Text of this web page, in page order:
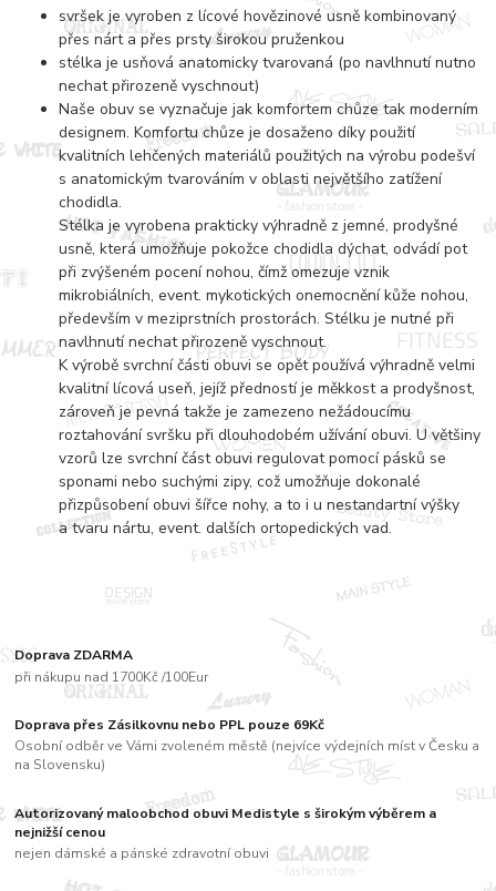
Doprava ZDARMA
při nákupu nad 1700Kč /100Eur
Doprava přes Zásilkovnu nebo PPL pouze 69Kč
Osobní odběr ve Vámi zvoleném městě (nejvíce výdejních míst v Česku a
na Slovensku)
Autorizovaný maloobchod obuvi Medistyle s širokým výběrem a
nejnižší cenou
nejen dámské a pánské zdravotní obuvi
svršek je vyroben z lícové hovězinové usně kombinovaný
přes nárt a přes prsty širokou pruženkou
stélka je usňová anatomicky tvarovaná (po navlhnutí nutno
nechat přirozeně vyschnout)
Naše obuv se vyznačuje jak komfortem chůze tak moderním
designem. Komfortu chůze je dosaženo díky použití
kvalitních lehčených materiálů použitých na výrobu podešví
s anatomickým tvarováním v oblasti největšího zatížení
chodidla.
Stélka je vyrobena prakticky výhradně z jemné, prodyšné
usně, která umožňuje pokožce chodidla dýchat, odvádí pot
při zvýšeném pocení nohou, čímž omezuje vznik
mikrobiálních, event. mykotických onemocnění kůže nohou,
především v meziprstních prostorách. Stélku je nutné při
navlhnutí nechat přirozeně vyschnout.
K výrobě svrchní části obuvi se opět používá výhradně velmi
kvalitní lícová useň, jejíž předností je měkkost a prodyšnost,
zároveň je pevná takže je zamezeno nežádoucímu
roztahování svršku při dlouhodobém užívání obuvi. U většiny
vzorů lze svrchní část obuvi regulovat pomocí pásků se
sponami nebo suchými zipy, což umožňuje dokonalé
přizpůsobení obuvi šířce nohy, a to i u nestandartní výšky
a tvaru nártu, event. dalších ortopedických vad.